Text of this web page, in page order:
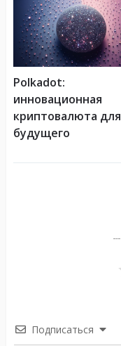
Polkadot:
инновационная
криптовалюта для
будущего
Подписаться